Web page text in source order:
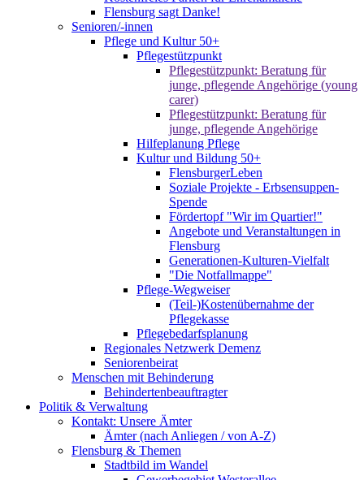
Flensburg sagt Danke!
Senioren/-innen
Pflege und Kultur 50+
Pflegestützpunkt
Pflegestützpunkt: Beratung für
junge, pflegende Angehörige (young
carer)
Pflegestützpunkt: Beratung für
junge, pflegende Angehörige
Hilfeplanung Pflege
Kultur und Bildung 50+
FlensburgerLeben
Soziale Projekte - Erbsensuppen-
Spende
Fördertopf "Wir im Quartier!"
Angebote und Veranstaltungen in
Flensburg
Generationen-Kulturen-Vielfalt
"Die Notfallmappe"
Pflege-Wegweiser
(Teil-)Kostenübernahme der
Pflegekasse
Pflegebedarfsplanung
Regionales Netzwerk Demenz
Seniorenbeirat
Menschen mit Behinderung
Behindertenbeauftragter
Politik & Verwaltung
Kontakt: Unsere Ämter
Ämter (nach Anliegen / von A-Z)
Flensburg & Themen
Stadtbild im Wandel